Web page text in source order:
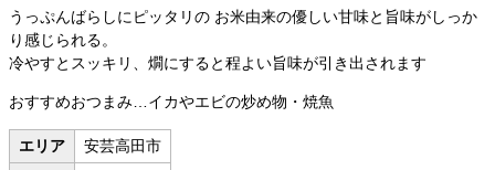
うっぷんばらしにピッタリの お米由来の優しい甘味と旨味がしっか
り感じられる。
冷やすとスッキリ、燗にすると程よい旨味が引き出されます
おすすめおつまみ…イカやエビの炒め物・焼魚
エリア
安芸高田市